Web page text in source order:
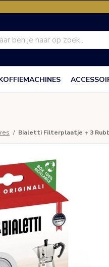
Bialetti Filterplaatje + 3